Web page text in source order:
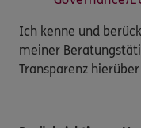
Ich kenne und
meiner
Transparenz